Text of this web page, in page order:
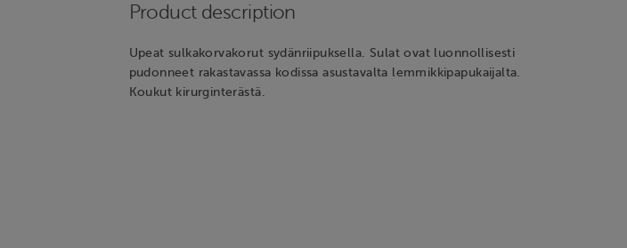
Product description
Upeat sulkakorvakorut sydänriipuksella. Sulat ovat luonnollisesti
pudonneet rakastavassa kodissa asustavalta lemmikkipapukaijalta.
Koukut kirurginterästä.